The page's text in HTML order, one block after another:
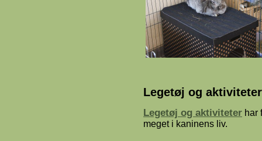
Legetøj og aktiviteter
Legetøj og aktiviteter har
meget i kaninens liv.